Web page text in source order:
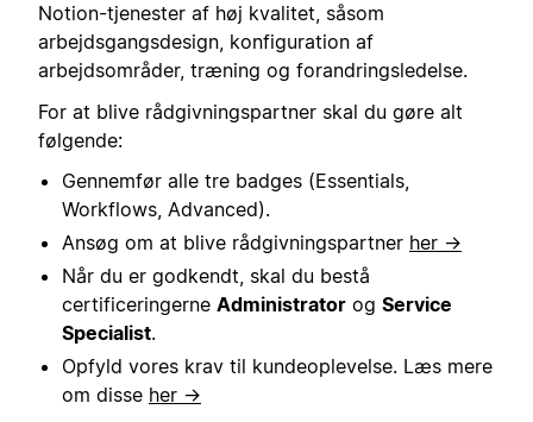
Notion-tjenester af høj kvalitet, såsom
arbejdsgangsdesign, konfiguration af
arbejdsområder, træning og forandringsledelse.
For at blive rådgivningspartner skal du gøre alt
følgende:
Gennemfør alle tre badges (Essentials,
Workflows, Advanced).
Ansøg om at blive rådgivningspartner her →
Når du er godkendt, skal du bestå
certificeringerne Administrator og Service
Specialist.
Opfyld vores krav til kundeoplevelse. Læs mere
om disse her →